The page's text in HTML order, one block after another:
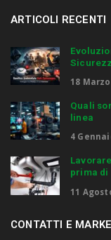
ARTICOLI RECENTI
18
Quali
linea
4
prima
11
CONTATTI E